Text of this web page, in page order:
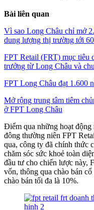
Bài liên quan
Vì sao Long Châu chỉ mở
dung lượng thị trường tới
FPT Retail (FRT) mục tiêu
trưởng từ Long Châu và
FPT Long Châu đạt 1.600
Mở rộng trung tâm tiêm
ở FPT Long Châu
Điểm qua những hoạt
đông thường niên FPT
qua, công ty đã chính thức
chăm sóc sức khoẻ toàn
đầu tư cho chiến lược này,
vốn, thông qua chào bán
chào bán tối đa là 10%.